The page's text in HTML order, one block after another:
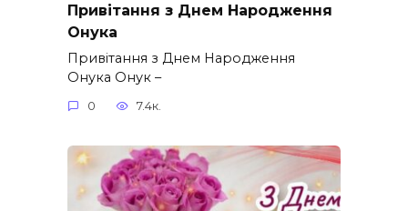
Привітання з Днем Народження
Онука
Привітання з Днем Народження
Онука Онук –
0 7.4к.